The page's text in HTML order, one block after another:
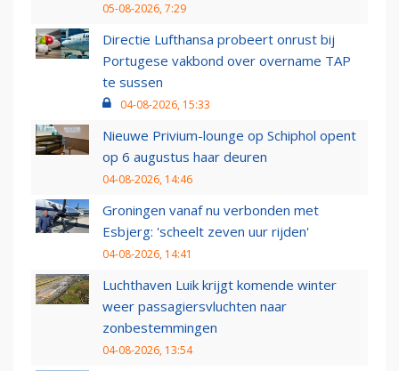
05-08-2026, 7:29
Directie Lufthansa probeert onrust bij
Portugese vakbond over overname TAP
te sussen
04-08-2026, 15:33
Nieuwe Privium-lounge op Schiphol opent
op 6 augustus haar deuren
04-08-2026, 14:46
Groningen vanaf nu verbonden met
Esbjerg: 'scheelt zeven uur rijden'
04-08-2026, 14:41
Luchthaven Luik krijgt komende winter
weer passagiersvluchten naar
zonbestemmingen
04-08-2026, 13:54